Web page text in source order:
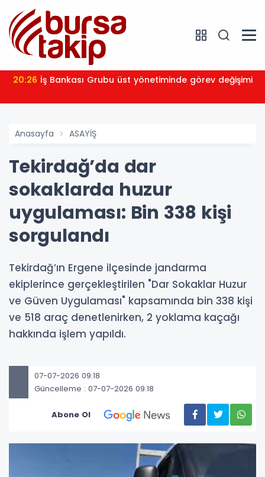
20:26 İş Bankası Grubu üst yönetiminde görev değişimi
Anasayfa ASAYİŞ
Tekirdağ’da dar
sokaklarda huzur
uygulaması: Bin 338 kişi
sorgulandı
Tekirdağ’ın Ergene ilçesinde jandarma
ekiplerince gerçekleştirilen "Dar Sokaklar Huzur
ve Güven Uygulaması" kapsamında bin 338 kişi
ve 518 araç denetlenirken, 2 yoklama kaçağı
hakkında işlem yapıldı.
07-07-2026 09:18
Güncelleme : 07-07-2026 09:18
Abone Ol